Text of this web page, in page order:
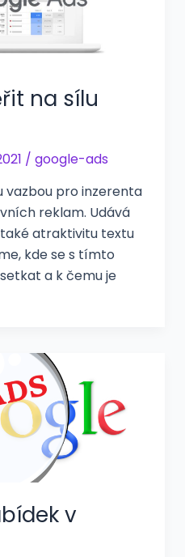
na sílu
/ google-ads
vazbou pro inzerenta
reklam. Udává
atraktivitu textu
kde se s tímto
a k čemu je
v